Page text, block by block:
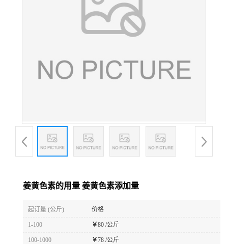
姜黄色素的用量 姜黄色素添加量
起订量 (公斤) 价格
1-100 ￥80 /公斤
100-1000 ￥78 /公斤